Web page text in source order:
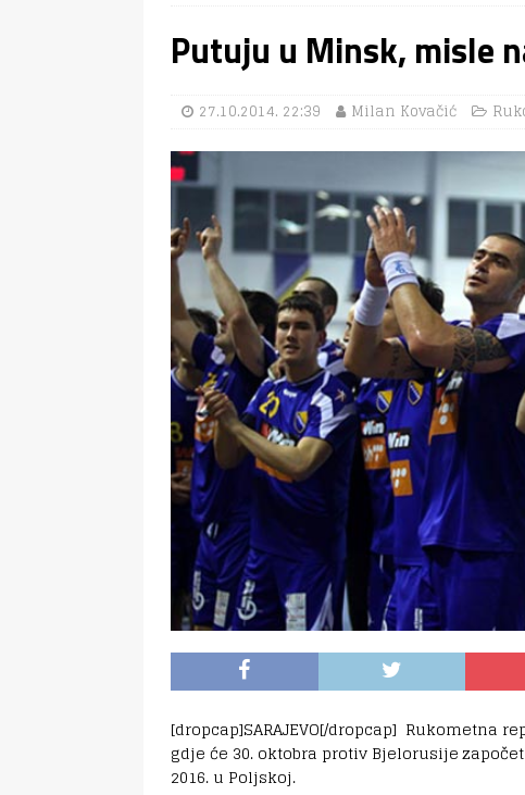
Putuju u Minsk, misle
27.10.2014. 22:39 Milan Kovačić
[dropcap]SARAJEVO[/dropcap] Rukometna
gdje će 30. oktobra protiv Bjelorusije
2016. u Poljskoj.